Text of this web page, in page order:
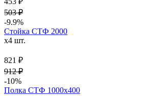
503 ₽
-9.9%
Стойка СТФ 2000
x4 шт.
821 ₽
912 ₽
-10%
Полка СТФ 1000х400